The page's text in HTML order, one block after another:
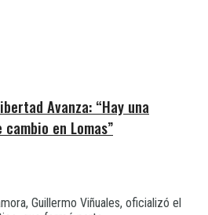
Avanza: “Hay una
en Lomas”
Guillermo Viñuales, oficializó el